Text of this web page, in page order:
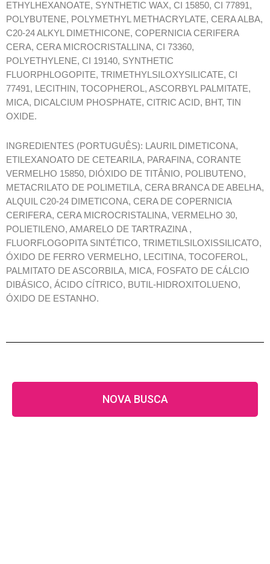
ETHYLHEXANOATE, SYNTHETIC WAX, CI 15850, CI 77891,
POLYBUTENE, POLYMETHYL METHACRYLATE, CERA ALBA,
C20-24 ALKYL DIMETHICONE, COPERNICIA CERIFERA
CERA, CERA MICROCRISTALLINA, CI 73360,
POLYETHYLENE, CI 19140, SYNTHETIC
FLUORPHLOGOPITE, TRIMETHYLSILOXYSILICATE, CI
77491, LECITHIN, TOCOPHEROL, ASCORBYL PALMITATE,
MICA, DICALCIUM PHOSPHATE, CITRIC ACID, BHT, TIN
OXIDE.
INGREDIENTES (PORTUGUÊS): LAURIL DIMETICONA,
ETILEXANOATO DE CETEARILA, PARAFINA, CORANTE
VERMELHO 15850, DIÓXIDO DE TITÂNIO, POLIBUTENO,
METACRILATO DE POLIMETILA, CERA BRANCA DE ABELHA,
ALQUIL C20-24 DIMETICONA, CERA DE COPERNICIA
CERIFERA, CERA MICROCRISTALINA, VERMELHO 30,
POLIETILENO, AMARELO DE TARTRAZINA ,
FLUORFLOGOPITA SINTÉTICO, TRIMETILSILOXISSILICATO,
ÓXIDO DE FERRO VERMELHO, LECITINA, TOCOFEROL,
PALMITATO DE ASCORBILA, MICA, FOSFATO DE CÁLCIO
DIBÁSICO, ÁCIDO CÍTRICO, BUTIL-HIDROXITOLUENO,
ÓXIDO DE ESTANHO.
NOVA BUSCA